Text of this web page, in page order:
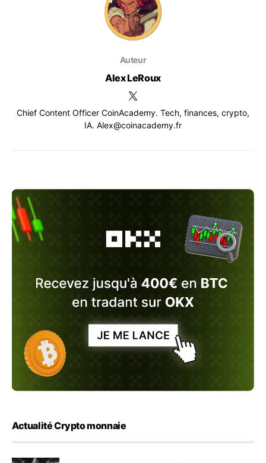
Auteur
Alex LeRoux
Chief Content Officer CoinAcademy. Tech, finances, crypto,
IA. Alex@coinacademy.fr
Actualité Crypto monnaie